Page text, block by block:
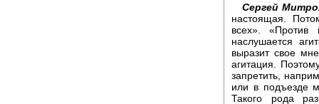
Сергей
настоящая.
всех». «Против
наслушается
выразит свое
агитация.
запретить,
или в подъезде
Такого рода